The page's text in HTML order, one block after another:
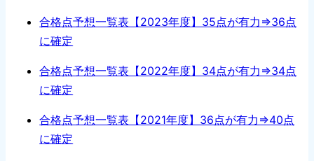
合格点予想一覧表【2023年度】35点が有力⇒36点
に確定
合格点予想一覧表【2022年度】34点が有力⇒34点
に確定
合格点予想一覧表【2021年度】36点が有力⇒40点
に確定